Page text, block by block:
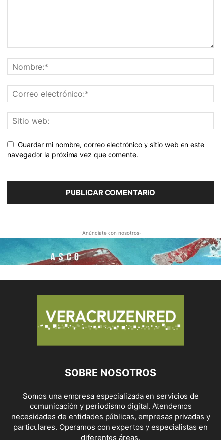
Guardar mi nombre, correo electrónico y sitio web en este
navegador la próxima vez que comente.
-Anúnciate con nosotros-
SOBRE NOSOTROS
Somos una empresa especializada en servicios de
comunicación y periodismo digital. Atendemos
necesidades de entidades públicas, empresas privadas y
particulares. Operamos con expertos y especialistas en
diferentes áreas.